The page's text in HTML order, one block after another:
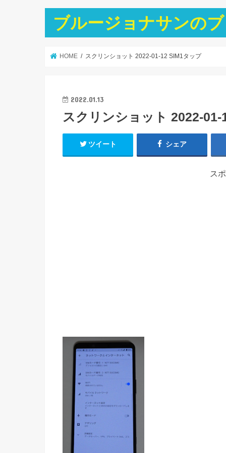
ブルージョナサンの
HOME スクリンショット 2022-01-12 SIM1タップ
2022.01.13
スクリンショット 2022-01-
ツイート シェア
ス